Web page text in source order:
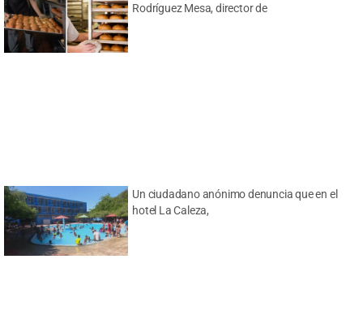
Rodríguez Mesa, director de
Un ciudadano anónimo denuncia que en el
hotel La Caleza,